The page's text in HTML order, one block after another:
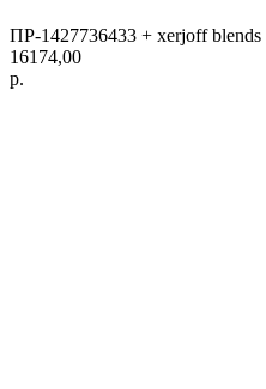
ПР-1427736433 + xerjoff blends
16174,00
р.